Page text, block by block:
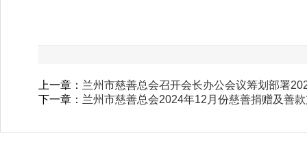
上一章： 兰州市慈善总会召开会长办公会议筹划部署
下一章： 兰州市慈善总会2024年12月份慈善捐赠及善